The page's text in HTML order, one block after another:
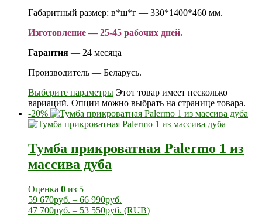
Габаритный размер: в*ш*г — 330*1400*460 мм.
Изготовление — 25-45 рабочих дней.
Гарантия — 24 месяца
Производитель — Беларусь.
Выберите параметры Этот товар имеет несколько
вариаций. Опции можно выбрать на странице товара.
-20%
Тумба прикроватная Palermo 1 из
массива дуба
Оценка 0 из 5
59 670руб.–66 990руб.
47 700руб. – 53 550руб. (RUB)